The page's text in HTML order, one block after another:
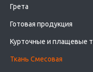
Грета
Готовая продукция
Курточные и плащевые
Ткань Смесовая